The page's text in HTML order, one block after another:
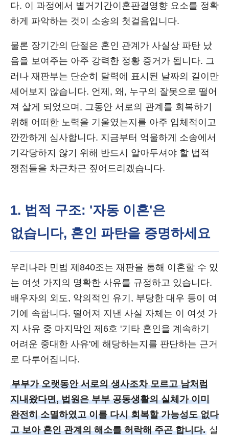
다. 이 과정에서 별거기간이혼판결영향 요소를 정확
하게 파악하는 것이 소송의 첫걸음입니다.
물론 장기간의 단절은 혼인 관계가 사실상 파탄 났
음을 보여주는 아주 강력한 정황 증거가 됩니다. 그
러나 재판부는 단순히 달력에 표시된 날짜의 길이만
세어보지 않습니다. 언제, 왜, 누구의 잘못으로 떨어
져 살게 되었으며, 그동안 서로의 관계를 회복하기
위해 어떠한 노력을 기울였는지를 아주 입체적이고
깐깐하게 심사합니다. 지금부터 억울하게 소송에서
기각당하지 않기 위해 반드시 알아두셔야 할 법적
쟁점들을 차근차근 짚어드리겠습니다.
1. 법적 구조: '자동 이혼'은
없습니다, 혼인 파탄을 증명하세요
우리나라 민법 제840조는 재판을 통해 이혼할 수 있
는 여섯 가지의 명확한 사유를 규정하고 있습니다.
배우자의 외도, 악의적인 유기, 부당한 대우 등이 여
기에 속합니다. 떨어져 지낸 사실 자체는 이 여섯 가
지 사유 중 마지막인 제6호 '기타 혼인을 계속하기
어려운 중대한 사유'에 해당하는지를 판단하는 근거
로 다루어집니다.
부부가 오랫동안 서로의 생사조차 모르고 남처럼
지내왔다면, 법원은 부부 공동생활의 실체가 이미
완전히 소멸하였고 이를 다시 회복할 가능성도 없다
고 보아 혼인 관계의 해소를 허락해 주곤 합니다. 실